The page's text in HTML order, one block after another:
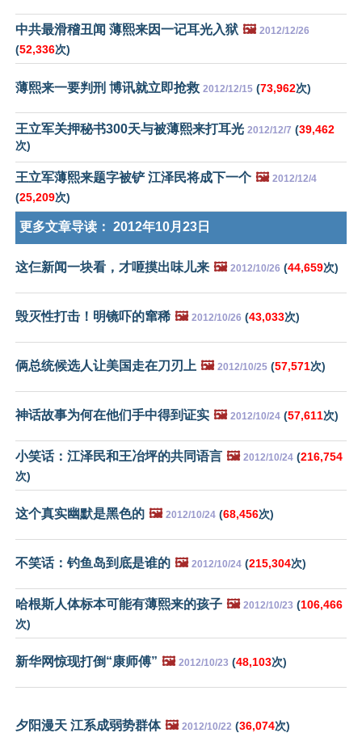
中共最滑稽丑闻 薄熙来因一记耳光入狱 🖼️ 2012/12/26
(52,336次)
薄熙来一要判刑 博讯就立即抢救 2012/12/15 (73,962次)
王立军关押秘书300天与被薄熙来打耳光 2012/12/7 (39,462
次)
王立军薄熙来题字被铲 江泽民将成下一个 🖼️ 2012/12/4
(25,209次)
更多文章导读： 2012年10月23日
这仨新闻一块看，才咂摸出味儿来 🖼️ 2012/10/26 (44,659次)
毁灭性打击！明镜吓的窜稀 🖼️ 2012/10/26 (43,033次)
俩总统候选人让美国走在刀刃上 🖼️ 2012/10/25 (57,571次)
神话故事为何在他们手中得到证实 🖼️ 2012/10/24 (57,611次)
小笑话：江泽民和王冶坪的共同语言 🖼️ 2012/10/24 (216,754
次)
这个真实幽默是黑色的 🖼️ 2012/10/24 (68,456次)
不笑话：钓鱼岛到底是谁的 🖼️ 2012/10/24 (215,304次)
哈根斯人体标本可能有薄熙来的孩子 🖼️ 2012/10/23 (106,466
次)
新华网惊现打倒“康师傅” 🖼️ 2012/10/23 (48,103次)
夕阳漫天 江系成弱势群体 🖼️ 2012/10/22 (36,074次)